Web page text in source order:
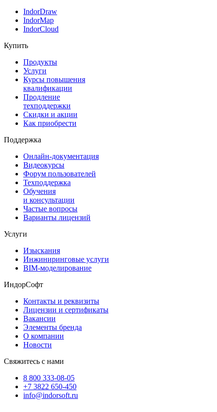
IndorDraw
IndorMap
IndorCloud
Купить
Продукты
Услуги
Курсы повышения
квалификации
Продление
техподдержки
Скидки и акции
Как приобрести
Поддержка
Онлайн-документация
Видеокурсы
Форум пользователей
Техподдержка
Обучения
и консультации
Частые вопросы
Варианты лицензий
Услуги
Изыскания
Инжиниринговые услуги
BIM-моделирование
ИндорСофт
Контакты и реквизиты
Лицензии и сертификаты
Вакансии
Элементы бренда
О компании
Новости
Свяжитесь с нами
8 800 333-08-05
+7 3822 650-450
info@indorsoft.ru